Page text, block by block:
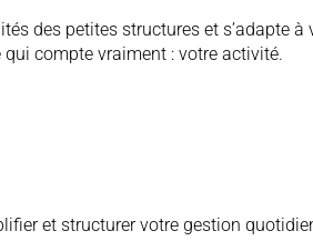
des petites structures et s’adapte à
compte vraiment : votre activité.
et structurer votre gestion